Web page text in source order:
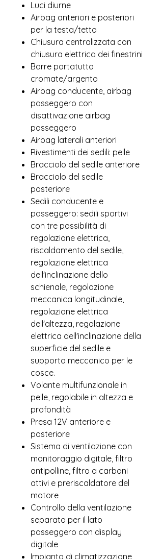
Luci diurne
Airbag anteriori e posteriori
per la testa/tetto
Chiusura centralizzata con
chiusura elettrica dei finestrini
Barre portatutto
cromate/argento
Airbag conducente, airbag
passeggero con
disattivazione airbag
passeggero
Airbag laterali anteriori
Rivestimenti dei sedili: pelle
Bracciolo del sedile anteriore
Bracciolo del sedile
posteriore
Sedili conducente e
passeggero: sedili sportivi
con tre possibilità di
regolazione elettrica,
riscaldamento del sedile,
regolazione elettrica
dell'inclinazione dello
schienale, regolazione
meccanica longitudinale,
regolazione elettrica
dell'altezza, regolazione
elettrica dell'inclinazione della
superficie del sedile e
supporto meccanico per le
cosce.
Volante multifunzionale in
pelle, regolabile in altezza e
profondità
Presa 12V anteriore e
posteriore
Sistema di ventilazione con
monitoraggio digitale, filtro
antipolline, filtro a carboni
attivi e preriscaldatore del
motore
Controllo della ventilazione
separato per il lato
passeggero con display
digitale
Impianto di climatizzazione